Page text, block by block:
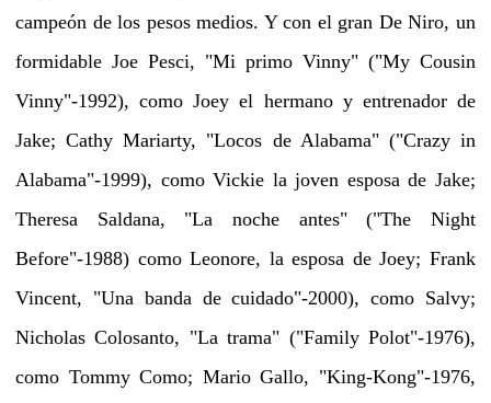
campeón de los pesos medios. Y con el gran De Niro, un
formidable Joe Pesci, "Mi primo Vinny" ("My Cousin
Vinny"-1992), como Joey el hermano y entrenador de
Jake; Cathy Mariarty, "Locos de Alabama" ("Crazy in
Alabama"-1999), como Vickie la joven esposa de Jake;
Theresa Saldana, "La noche antes" ("The Night
Before"-1988) como Leonore, la esposa de Joey; Frank
Vincent, "Una banda de cuidado"-2000), como Salvy;
Nicholas Colosanto, "La trama" ("Family Polot"-1976),
como Tommy Como; Mario Gallo, "King-Kong"-1976,